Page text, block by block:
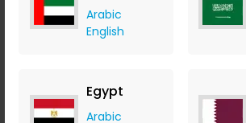
Arabic
English
Egypt
Arabic
لواجهة زجاج السيارة الأمامية ستارة شبكية
+ Upto 9.80% Cashback
11.99